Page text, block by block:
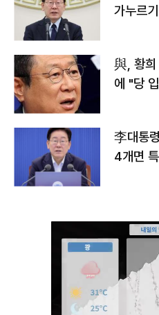
가누르
與, 황희
에 "당
李대통
4개면